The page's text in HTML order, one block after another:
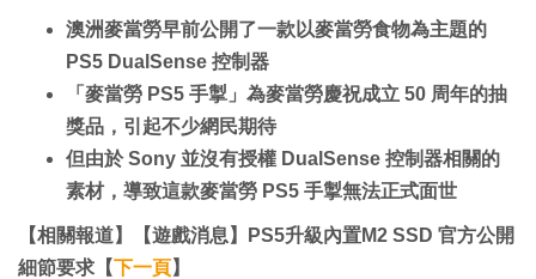
澳洲麥當勞早前公開了一款以麥當勞食物為主題的
PS5 DualSense 控制器
「麥當勞 PS5 手掣」為麥當勞慶祝成立 50 周年的抽
獎品，引起不少網民期待
但由於 Sony 並沒有授權 DualSense 控制器相關的
素材，導致這款麥當勞 PS5 手掣無法正式面世
【相關報道】【遊戲消息】PS5升級內置M2 SSD 官方公開
細節要求【下一頁】